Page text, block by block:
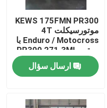
KEWS 175FMN PR300
موتورسیکلت 4T
Enduro / Motocross با
موتور PR300 271.3ML
پیستون و شروع الکتریکی
ارسال سؤال